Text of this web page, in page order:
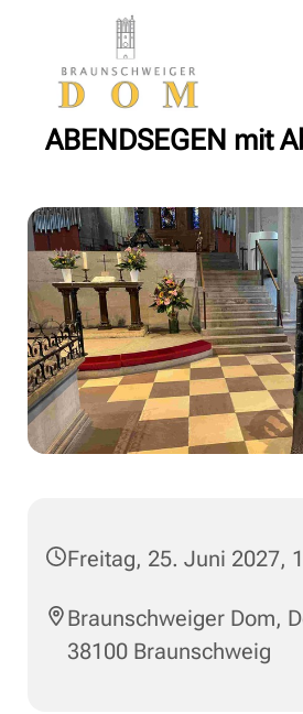
ABENDSEGEN mit
Freitag, 25. Juni 2027,
Braunschweiger Dom,
38100 Braunschweig